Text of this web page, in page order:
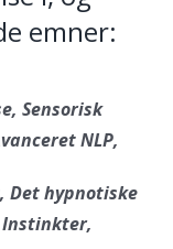
emner:
Sensorisk
NLP,
Det hypnotiske
Instinkter,